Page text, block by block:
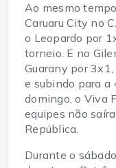
Ao mesmo
Caruaru City no
o Leopardo por
torneio. E no
Guarany por
e subindo para a
domingo, o Viva
equipes não
República.
Durante o